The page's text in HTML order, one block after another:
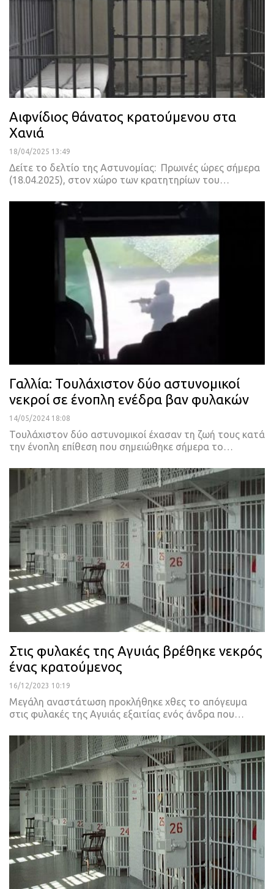
Αιφνίδιος θάνατος κρατούμενου στα
Χανιά
18/04/2025 13:49
Δείτε το δελτίο της Αστυνομίας: Πρωινές ώρες σήμερα
(18.04.2025), στον χώρο των κρατητηρίων του…
Γαλλία: Τουλάχιστον δύο αστυνομικοί
νεκροί σε ένοπλη ενέδρα βαν φυλακών
14/05/2024 18:08
Τουλάχιστον δύο αστυνομικοί έχασαν τη ζωή τους κατά
την ένοπλη επίθεση που σημειώθηκε σήμερα το…
Στις φυλακές της Αγυιάς βρέθηκε νεκρός
ένας κρατούμενος
16/12/2023 10:19
Μεγάλη αναστάτωση προκλήθηκε χθες το απόγευμα
στις φυλακές της Αγυιάς εξαιτίας ενός άνδρα που…